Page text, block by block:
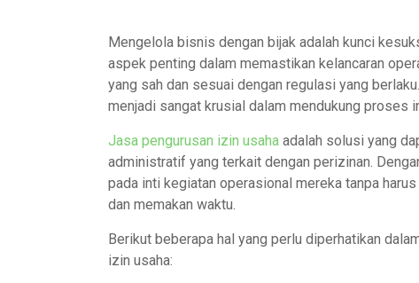
Mengelola bisnis dengan bijak adalah kunci
aspek penting dalam memastikan kelancaran
yang sah dan sesuai dengan regulasi yang
menjadi sangat krusial dalam mendukung proses
Jasa pengurusan izin usaha adalah solusi yang
administratif yang terkait dengan perizinan.
pada inti kegiatan operasional mereka tanpa
dan memakan waktu.
Berikut beberapa hal yang perlu diperhatikan
izin usaha: